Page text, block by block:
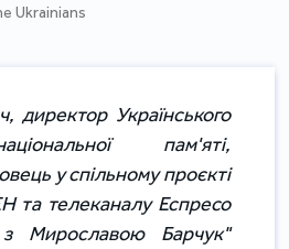
Ukrainians
директор Українського
пам'яті,
у спільному проєкті
та телеканалу Еспресо
з Мирославою Барчук"